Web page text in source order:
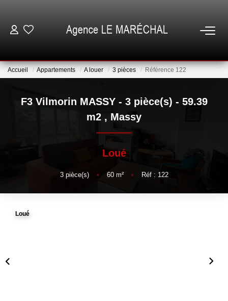
NOTRE AGENCE
GESTION
Accueil Appartements A louer 3 pièces Référence 122
F3 Vilmorin MASSY - 3 pièce(s) - 59.39
m2 , Massy
Loué
3pièce(s) • 60m² • Réf : 122
Loué